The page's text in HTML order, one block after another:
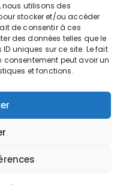
nous utilisons des
stocker et/ou accéder
de consentir à ces
des données telles que le
uniques sur ce site. Le fait
consentement peut avoir un
et fonctions.
cabinet